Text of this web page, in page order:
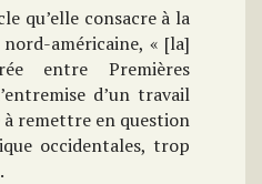
qu’elle consacre à la
américaine, « [la]
entre Premières
d’un travail
remettre en question
occidentales, trop